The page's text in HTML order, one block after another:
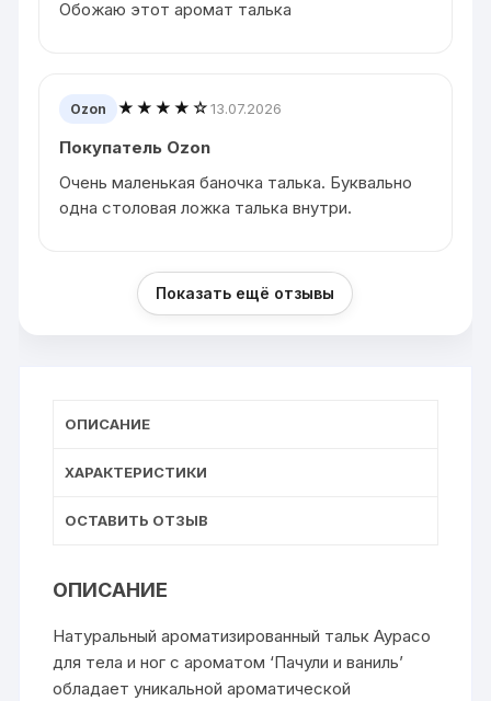
Обожаю этот аромат талька
Ozon ★★★★☆13.07.2026
Покупатель Ozon
Очень маленькая баночка талька. Буквально
одна столовая ложка талька внутри.
Показать ещё отзывы
ОПИСАНИЕ
ХАРАКТЕРИСТИКИ
ОСТАВИТЬ ОТЗЫВ
ОПИСАНИЕ
Натуральный ароматизированный тальк Аурасо
для тела и ног с ароматом ‘Пачули и ваниль’
обладает уникальной ароматической